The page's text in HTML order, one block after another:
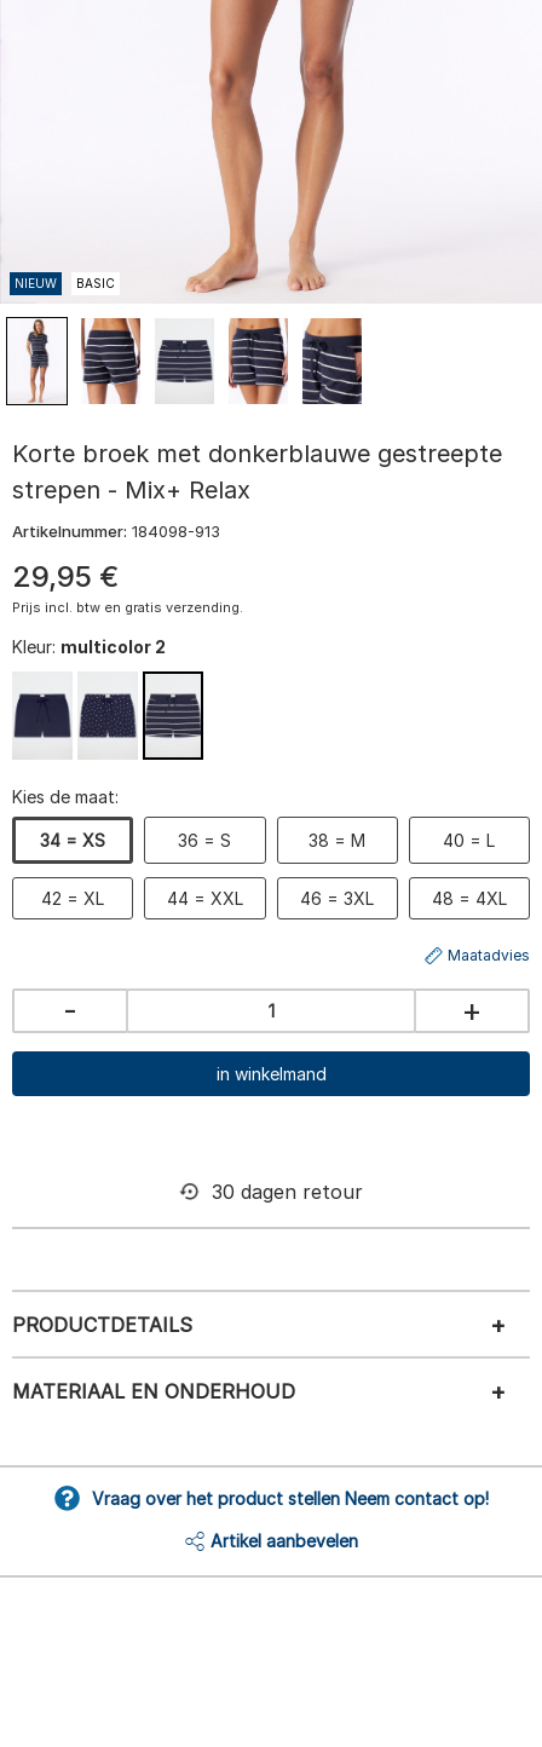
NIEUW BASIC
Korte broek met donkerblauwe gestreepte
strepen - Mix+ Relax
Artikelnummer: 184098-913
29,95 €
Prijs incl. btw en gratis verzending.
Kleur: multicolor 2
Kies de maat:
34 = XS 36 = S 38 = M 40 = L
42 = XL 44 = XXL 46 = 3XL 48 = 4XL
Maatadvies
- +
in winkelmand
30 dagen retour
PRODUCTDETAILS
MATERIAAL EN ONDERHOUD
Vraag over het product stellen Neem contact op!
Artikel aanbevelen